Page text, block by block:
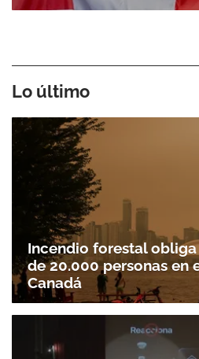
Lo último
Incendio forestal
de 20.000 personas en
Canadá